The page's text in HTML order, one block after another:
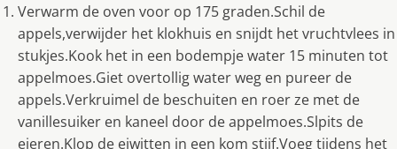
Verwarm de oven voor op 175 graden.Schil de
appels,verwijder het klokhuis en snijdt het vruchtvlees in
stukjes.Kook het in een bodempje water 15 minuten tot
appelmoes.Giet overtollig water weg en pureer de
appels.Verkruimel de beschuiten en roer ze met de
vanillesuiker en kaneel door de appelmoes.Slpits de
eieren.Klop de eiwitten in een kom stijf.Voeg tijdens het